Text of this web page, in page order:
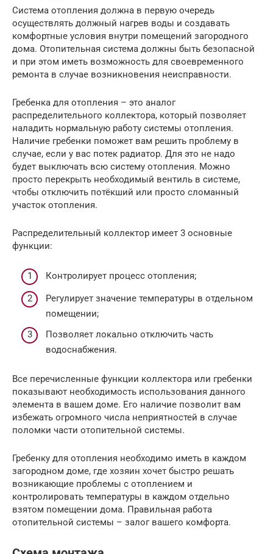
Система отопления должна в первую очередь
осуществлять должный нагрев воды и создавать
комфортные условия внутри помещений загородного
дома. Отопительная система должны быть безопасной
и при этом иметь возможность для своевременного
ремонта в случае возникновения неисправности.
Гребенка для отопления – это аналог
распределительного коллектора, который позволяет
наладить нормальную работу системы отопления.
Наличие гребенки поможет вам решить проблему в
случае, если у вас потек радиатор. Для это не надо
будет выключать всю систему отопления. Можно
просто перекрыть необходимый вентиль в системе,
чтобы отключить потёкший или просто сломанный
участок отопления.
Распределительный коллектор имеет 3 основные
функции:
Контролирует процесс отопления;
Регулирует значение температуры в отдельном
помещении;
Позволяет локально отключить часть
водоснабжения.
Все перечисленные функции коллектора или гребенки
показывают необходимость использования данного
элемента в вашем доме. Его наличие позволит вам
избежать огромного числа неприятностей в случае
поломки части отопительной системы.
Гребенку для отопления необходимо иметь в каждом
загородном доме, где хозяин хочет быстро решать
возникающие проблемы с отоплением и
контролировать температуры в каждом отдельно
взятом помещении дома. Правильная работа
отопительной системы – залог вашего комфорта.